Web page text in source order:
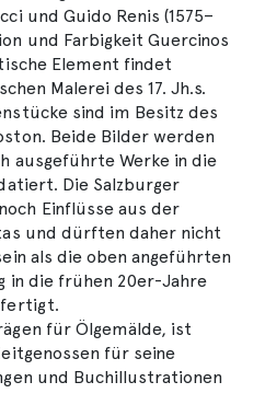
und Guido Renis (1575–
und Farbigkeit Guercinos
Element findet
Malerei des 17. Jh.s.
sind im Besitz des
Beide Bilder werden
ausgeführte Werke in die
Die Salzburger
Einflüsse aus der
und dürften daher nicht
als die oben angeführten
in die frühen 20er-Jahre
für Ölgemälde, ist
für seine
und Buchillustrationen